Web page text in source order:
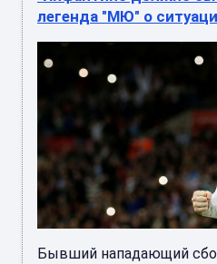
легенда "МЮ" о
Бывший нападающий